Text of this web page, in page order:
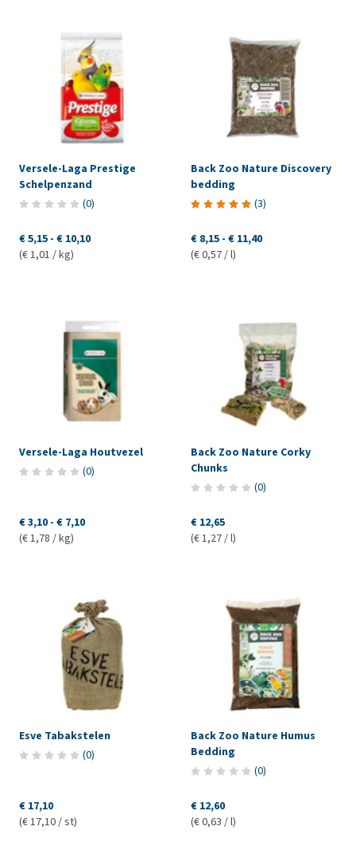
Versele-Laga Prestige
Schelpenzand
(0)
€ 5,15 - € 10,10
(€ 1,01 / kg)
Back Zoo Nature Discovery
bedding
(3)
€ 8,15 - € 11,40
(€ 0,57 / l)
Versele-Laga Houtvezel
(0)
€ 3,10 - € 7,10
(€ 1,78 / kg)
Back Zoo Nature Corky
Chunks
(0)
€ 12,65
(€ 1,27 / l)
Esve Tabakstelen
(0)
€ 17,10
(€ 17,10 / st)
Back Zoo Nature Humus
Bedding
(0)
€ 12,60
(€ 0,63 / l)